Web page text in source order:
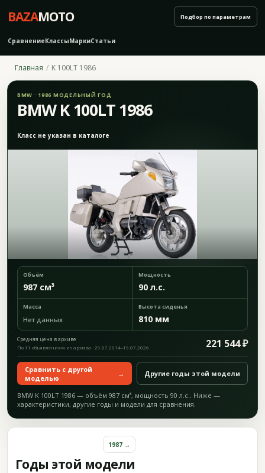
BAZAMOTO
СравнениеКлассыМаркиСтатьи
Подбор по параметрам
Главная K 100LT 1986
BMW · 1986 МОДЕЛЬНЫЙ ГОД
BMW K 100LT 1986
Класс не указан в каталоге
Объём
987 см³
Мощность
90 л.с.
Масса
Нет данных
Высота сиденья
810 мм
Средняя цена в архиве 221 544 ₽
По 11 объявлениям из архива · 29.07.2014–19.07.2026
Сравнить с другой
моделью
→ Другие годы этой модели
BMW K 100LT 1986 — объём 987 см³, мощность 90 л.с.. Ниже —
характеристики, другие годы и модели для сравнения.
Годы этой модели
1987 →